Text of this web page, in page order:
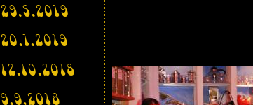
29.3.2019
20.1.2019
12.10.2018
9.9.2018